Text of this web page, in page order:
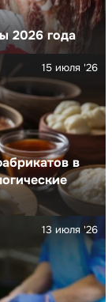
2026 года
в
15 июля '26
13 июля '26